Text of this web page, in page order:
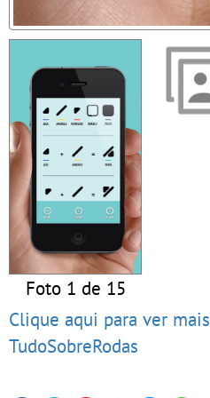
Foto 1 de 15
Clique aqui para ver
TudoSobreRodas